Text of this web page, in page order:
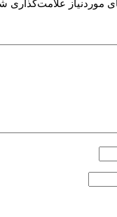
موردنیاز علامت‌گذاری